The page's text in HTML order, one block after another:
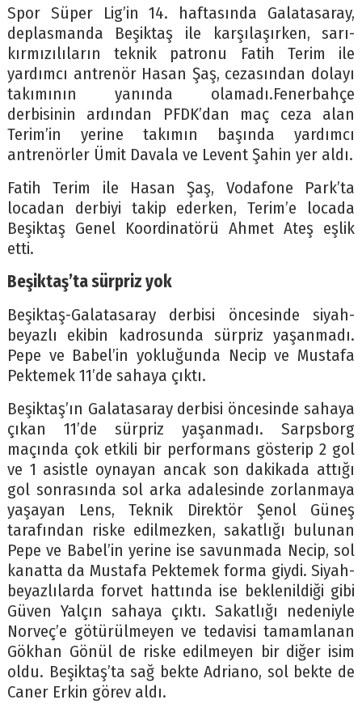
Spor Süper Lig’in 14. haftasında Galatasaray,
deplasmanda Beşiktaş ile karşılaşırken, sarı-
kırmızılıların teknik patronu Fatih Terim ile
yardımcı antrenör Hasan Şaş, cezasından dolayı
takımının yanında olamadı.Fenerbahçe
derbisinin ardından PFDK’dan maç ceza alan
Terim’in yerine takımın başında yardımcı
antrenörler Ümit Davala ve Levent Şahin yer aldı.
Fatih Terim ile Hasan Şaş, Vodafone Park’ta
locadan derbiyi takip ederken, Terim’e locada
Beşiktaş Genel Koordinatörü Ahmet Ateş eşlik
etti.
Beşiktaş’ta sürpriz yok
Beşiktaş-Galatasaray derbisi öncesinde siyah-
beyazlı ekibin kadrosunda sürpriz yaşanmadı.
Pepe ve Babel’in yokluğunda Necip ve Mustafa
Pektemek 11’de sahaya çıktı.
Beşiktaş’ın Galatasaray derbisi öncesinde sahaya
çıkan 11’de sürpriz yaşanmadı. Sarpsborg
maçında çok etkili bir performans gösterip 2 gol
ve 1 asistle oynayan ancak son dakikada attığı
gol sonrasında sol arka adalesinde zorlanmaya
yaşayan Lens, Teknik Direktör Şenol Güneş
tarafından riske edilmezken, sakatlığı bulunan
Pepe ve Babel’in yerine ise savunmada Necip, sol
kanatta da Mustafa Pektemek forma giydi. Siyah-
beyazlılarda forvet hattında ise beklenildiği gibi
Güven Yalçın sahaya çıktı. Sakatlığı nedeniyle
Norveç’e götürülmeyen ve tedavisi tamamlanan
Gökhan Gönül de riske edilmeyen bir diğer isim
oldu. Beşiktaş’ta sağ bekte Adriano, sol bekte de
Caner Erkin görev aldı.